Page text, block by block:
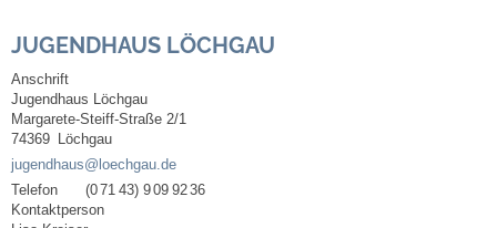
Grußwort Bürgermeister
Kurzportrait
Löchgau früher
Zahlen & Fakten
JUGENDHAUS LÖCHGAU
Anschrift
Jugendhaus Löchgau
Margarete-Steiff-Straße 2/1
74369
Löchgau
jugendhaus@loechgau.de
Telefon
(071 43) 909 9236
Kontaktperson